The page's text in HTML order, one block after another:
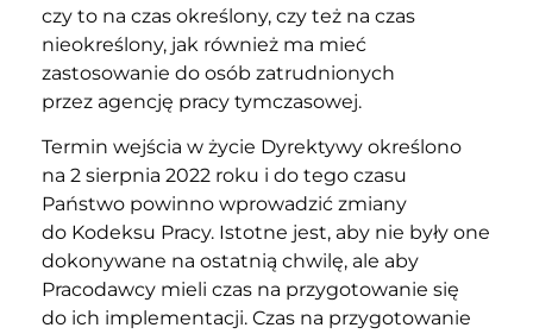
czy to na czas określony, czy też na czas
nieokreślony, jak również ma mieć
zastosowanie do osób zatrudnionych
przez agencję pracy tymczasowej.
Termin wejścia w życie Dyrektywy określono
na 2 sierpnia 2022 roku i do tego czasu
Państwo powinno wprowadzić zmiany
do Kodeksu Pracy. Istotne jest, aby nie były one
dokonywane na ostatnią chwilę, ale aby
Pracodawcy mieli czas na przygotowanie się
do ich implementacji. Czas na przygotowanie